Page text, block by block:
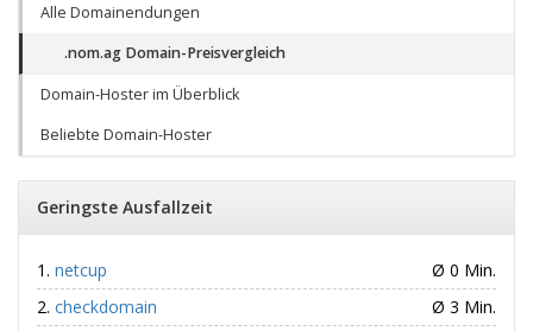
Alle Domainendungen
.nom.ag Domain-Preisvergleich
Domain-Hoster im Überblick
Beliebte Domain-Hoster
Geringste Ausfallzeit
netcup
Ø 0 Min.
checkdomain
Ø 3 Min.